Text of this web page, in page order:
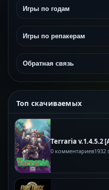
Игры по годам
Игры по репакерам
Обратная связь
Топ скачиваемых
Terraria v.1.4.5.2
0 комментариев1932